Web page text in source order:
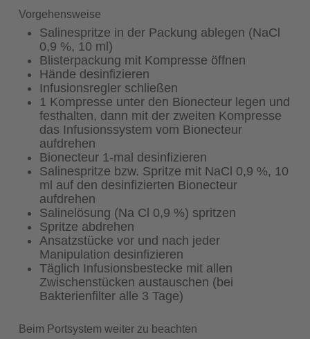
Vorgehensweise
Salinespritze in der Packung ablegen (NaCl
0,9 %, 10 ml)
Blisterpackung mit Kompresse öffnen
Hände desinfizieren
Infusionsregler schließen
1 Kompresse unter den Bionecteur legen und
festhalten, dann mit der zweiten Kompresse
das Infusionssystem vom Bionecteur
aufdrehen
Bionecteur 1-mal desinfizieren
Salinespritze bzw. Spritze mit NaCl 0,9 %, 10
ml auf den desinfizierten Bionecteur
aufdrehen
Salinelösung (Na Cl 0,9 %) spritzen
Spritze abdrehen
Ansatzstücke vor und nach jeder
Manipulation desinfizieren
Täglich Infusionsbestecke mit allen
Zwischenstücken austauschen (bei
Bakterienfilter alle 3 Tage)
Beim Portsystem weiter zu beachten